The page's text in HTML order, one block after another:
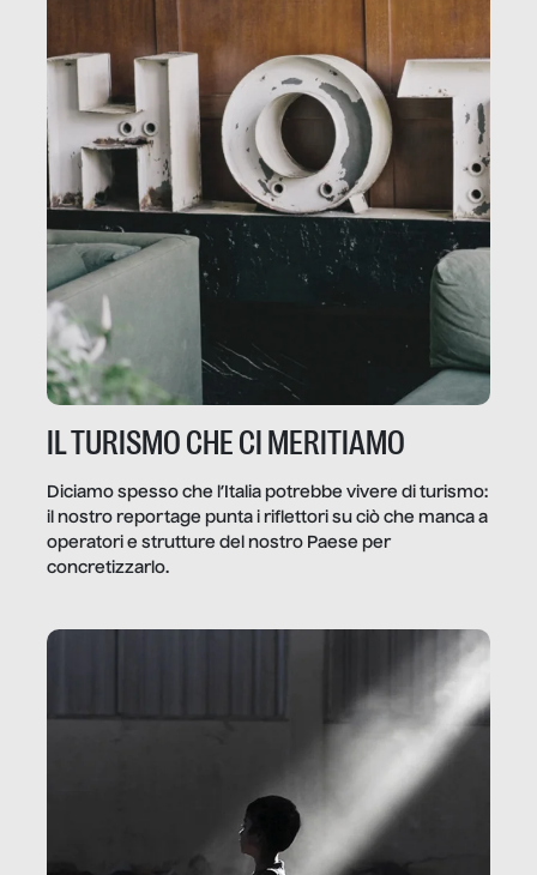
IL TURISMO CHE CI MERITIAMO
Diciamo spesso che l’Italia potrebbe vivere di turismo:
il nostro reportage punta i riflettori su ciò che manca a
operatori e strutture del nostro Paese per
concretizzarlo.